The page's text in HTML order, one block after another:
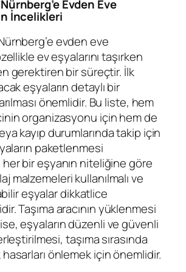
Evden Eve
İncelikleri
evden eve
ev eşyalarını taşırken
gerektiren bir süreçtir. İlk
eşyaların detaylı bir
önemlidir. Bu liste, hem
organizasyonu için hem de
kayıp durumlarında takip için
paketlenmesi
her bir eşyanın niteliğine göre
malzemeleri kullanılmalı ve
eşyalar dikkatlice
Taşıma aracının yüklenmesi
eşyaların düzenli ve güvenli
taşıma sırasında
önlemek için önemlidir.